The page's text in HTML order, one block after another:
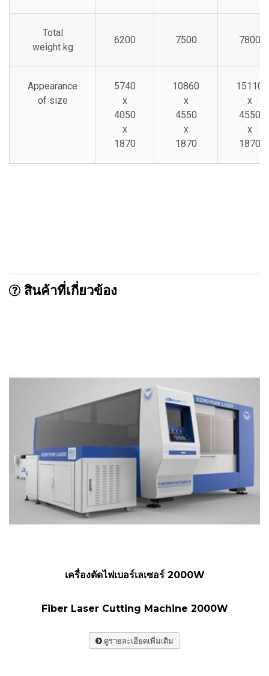
Total
weight kg
6200 7500 7800
Appearance
of size
5740
x
4050
x
1870
10860
x
4550
x
1870
15110
x
4550
x
1870
สินค้าที่เกี่ยวข้อง
เครื่องตัดไฟเบอร์เลเซอร์ 2000W
Fiber Laser Cutting Machine 2000W
ดูรายละเอียดเพิ่มเติม